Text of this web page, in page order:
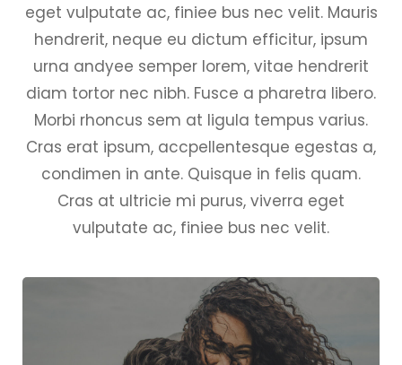
eget vulputate ac, finiee bus nec velit. Mauris
hendrerit, neque eu dictum efficitur, ipsum
urna andyee semper lorem, vitae hendrerit
diam tortor nec nibh. Fusce a pharetra libero.
Morbi rhoncus sem at ligula tempus varius.
Cras erat ipsum, accpellentesque egestas a,
condimen in ante. Quisque in felis quam.
Cras at ultricie mi purus, viverra eget
vulputate ac, finiee bus nec velit.